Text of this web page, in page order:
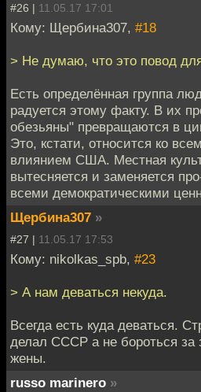
#26 | 11.05.17 17:01
Кому: Щербина307, #18
> Не думаю, что это повод
Есть определённая группа
радуется этому факту. В их
обезьяны" превращаются в
Это, кстати, относится ко
влиянием США. Местная
вытесняется и заменяется
всеми демократическими
Щербина307 »
#27 | 11.05.17 17:53
Кому: nikolkas_spb, #23
> А нам деваться некуда.
Всегда есть куда деваться.
делал СССР а не бороться
жены.
russo marinero »